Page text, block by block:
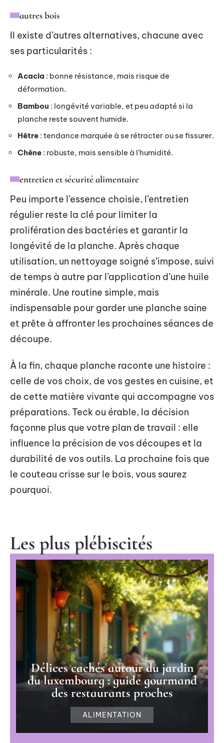
autres bois
Il existe d’autres alternatives, chacune avec
ses particularités :
Acacia : bonne résistance, mais risque de
déformation.
Bambou : longévité variable, et peu adapté si la
planche reste souvent humide.
Hêtre : tendance marquée à se rétracter ou se fissurer.
Chêne : robuste, mais sensible à l’humidité.
entretien et sécurité alimentaire
Peu importe l’essence choisie, l’entretien
régulier reste la clé pour limiter la
prolifération des bactéries et garantir la
longévité de la planche. Après chaque
utilisation, un nettoyage soigné s’impose, suivi
de temps à autre par l’application d’une huile
minérale. Une routine simple, mais
indispensable pour garder une planche saine
et prête à affronter les prochaines séances de
découpe.
À la fin, chaque planche raconte une histoire :
celle de vos choix, de vos gestes en cuisine, et
de cette matière vivante qui accompagne vos
préparations. Teck ou érable, la décision
façonne plus que votre plan de travail : elle
influence la précision de vos découpes et la
durabilité de vos outils. La prochaine fois que
le couteau crisse sur le bois, vous saurez
pourquoi.
Les plus plébiscités
Délices cachés autour du jardin
du luxembourg : guide gourmand
des restaurants proches
ALIMENTATION